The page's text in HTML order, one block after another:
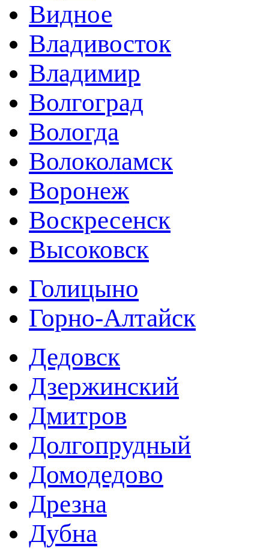
Видное
Владивосток
Владимир
Волгоград
Вологда
Волоколамск
Воронеж
Воскресенск
Высоковск
Голицыно
Горно-Алтайск
Дедовск
Дзержинский
Дмитров
Долгопрудный
Домодедово
Дрезна
Дубна